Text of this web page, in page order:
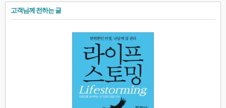
고객님께 전하는 글